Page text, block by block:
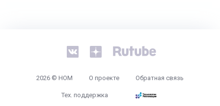
2026 © НОМ О проекте Обратная связь
Тех. поддержка